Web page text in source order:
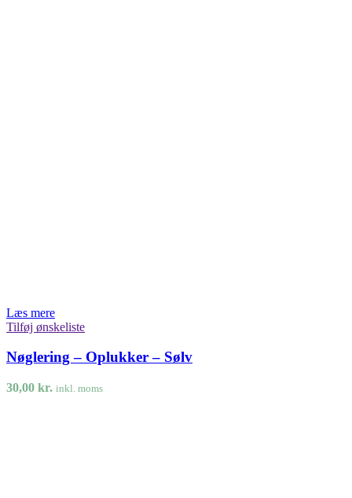
Læs mere
Tilføj ønskeliste
Nøglering – Oplukker – Sølv
30,00 kr. inkl. moms